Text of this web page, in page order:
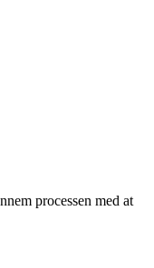
processen med at